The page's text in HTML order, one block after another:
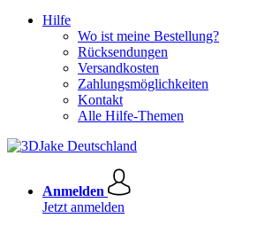
Hilfe
Wo ist meine Bestellung?
Rücksendungen
Versandkosten
Zahlungsmöglichkeiten
Kontakt
Alle Hilfe-Themen
Anmelden
Jetzt anmelden